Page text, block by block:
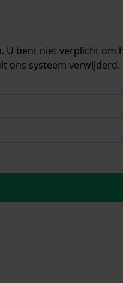
bent niet verplicht om
systeem verwijderd.